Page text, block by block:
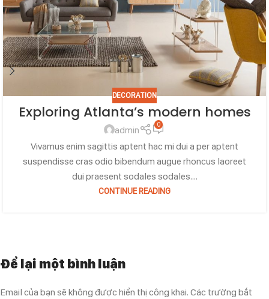
DECORATION
Exploring Atlanta’s modern homes
admin 0
Vivamus enim sagittis aptent hac mi dui a per aptent
suspendisse cras odio bibendum augue rhoncus laoreet
dui praesent sodales sodales....
CONTINUE READING
Để lại một bình luận
Email của bạn sẽ không được hiển thị công khai. Các trường bắt